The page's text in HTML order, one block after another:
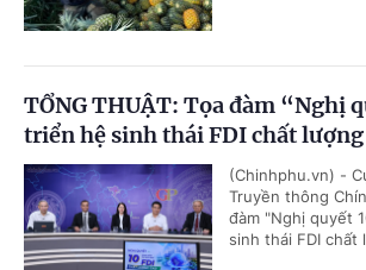
TỔNG THUẬT: Tọa đàm “Nghị
triển hệ sinh thái FDI chất lượng
(Chinhphu.vn) -
Truyền thông
đàm "Nghị quyết
sinh thái FDI chất